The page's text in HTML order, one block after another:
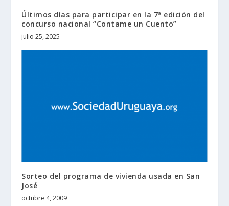
Últimos días para participar en la 7ª edición del
concurso nacional “Contame un Cuento”
julio 25, 2025
Sorteo del programa de vivienda usada en San
José
octubre 4, 2009